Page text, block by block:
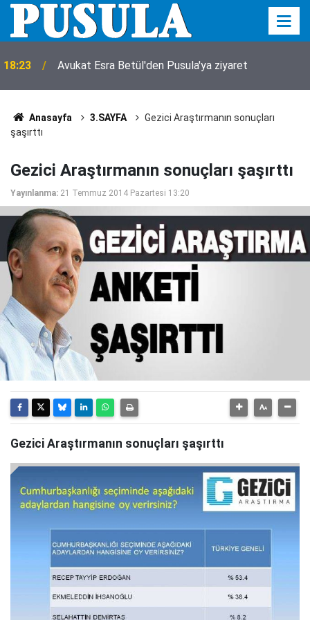
18:23 Avukat Esra Betül'den Pusula'ya ziyaret
Anasayfa 3.SAYFA
Gezici Araştırmanın sonuçları
şaşırttı
Gezici Araştırmanın sonuçları şaşırttı
Yayınlanma: 21 Temmuz 2014 Pazartesi 13:20
Gezici Araştırmanın sonuçları şaşırttı